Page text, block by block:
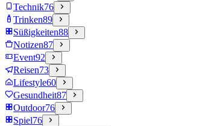
Technik76
Trinken89
Süßigkeiten88
Notizen87
Event92
Reisen73
Lifestyle60
Gesundheit87
Outdoor76
Spiel76